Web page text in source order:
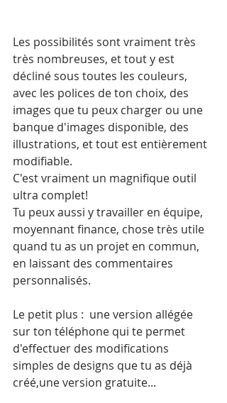
Les possibilités sont vraiment très
très nombreuses, et tout y est
décliné sous toutes les couleurs,
avec les polices de ton choix, des
images que tu peux charger ou une
banque d'images disponible, des
illustrations, et tout est entièrement
modifiable.
C'est vraiment un magnifique outil
ultra complet!
Tu peux aussi y travailler en équipe,
moyennant finance, chose très utile
quand tu as un projet en commun,
en laissant des commentaires
personnalisés.
Le petit plus :  une version allégée
sur ton téléphone qui te permet
d'effectuer des modifications
simples de designs que tu as déjà
créé,une version gratuite...